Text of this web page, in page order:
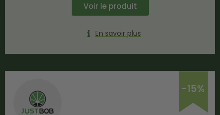
Voir le produit
En savoir plus
-15%